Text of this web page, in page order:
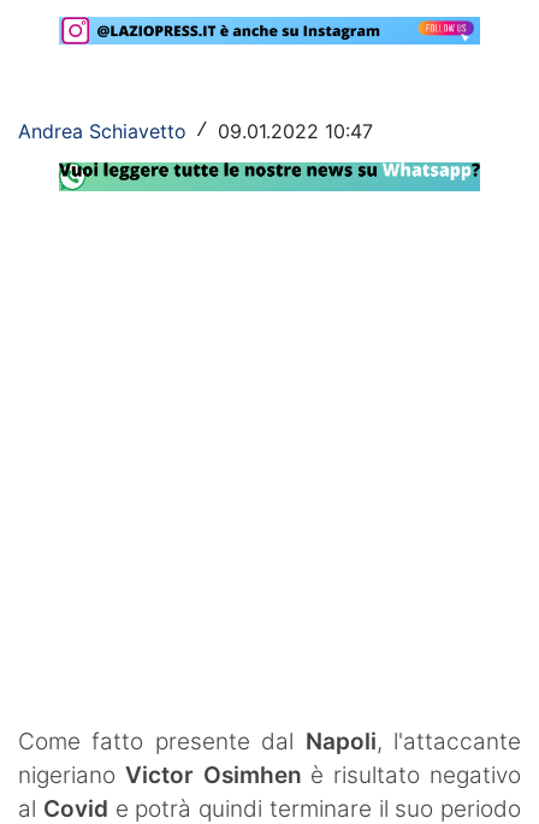
Primavera
Lazio Women
Rassegna Lazio
Contatti
Andrea Schiavetto / 09.01.2022 10:47
Come fatto presente dal Napoli, l'attaccante
nigeriano Victor Osimhen è risultato negativo
al Covid e potrà quindi terminare il suo periodo